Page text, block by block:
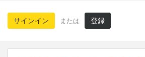
サインイン または 登録